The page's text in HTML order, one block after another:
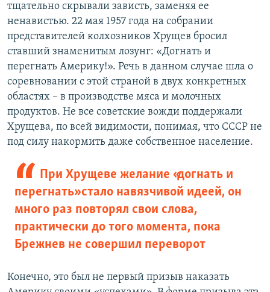
тщательно скрывали зависть, заменяя ее
ненавистью. 22 мая 1957 года на собрании
представителей колхозников Хрущев бросил
ставший знаменитым лозунг: «Догнать и
перегнать Америку!». Речь в данном случае шла о
соревновании с этой страной в двух конкретных
областях – в производстве мяса и молочных
продуктов. Не все советские вожди поддержали
Хрущева, по всей видимости, понимая, что СССР не
под силу накормить даже собственное население.
При Хрущеве желание «догнать и
перегнать» стало навязчивой идеей, он
много раз повторял свои слова,
практически до того момента, пока
Брежнев не совершил переворот
Конечно, это был не первый призыв наказать